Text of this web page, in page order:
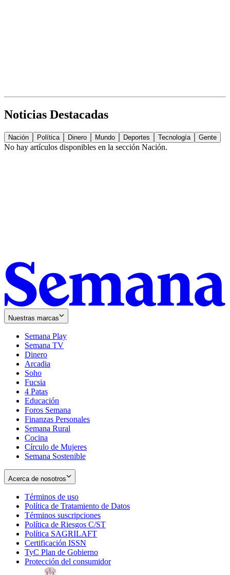
Noticias Destacadas
Nación Política Dinero Mundo Deportes Tecnología Gente
No hay artículos disponibles en la sección Nación.
Nuestras marcas
Semana Play
Semana TV
Dinero
Arcadia
Soho
in
new
window
Fucsia
in
new
window
4 Patas
Educación
Foros Semana
Finanzas Personales
Semana Rural
Cocina
Círculo de Mujeres
Semana Sostenible
Acerca de nosotros
Términos de uso
in
new
window
Política de Tratamiento de Datos
Términos suscripciones
in
Política de Riesgos C/ST
Política SAGRILAFT
new
window
Certificación ISSN
in
new
TyC Plan de Gobierno
in
Protección del consumidorOpens